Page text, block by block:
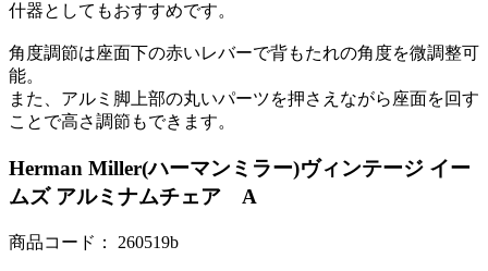
什器としてもおすすめです。
角度調節は座面下の赤いレバーで背もたれの角度を微調整可
能。
また、アルミ脚上部の丸いパーツを押さえながら座面を回す
ことで高さ調節もできます。
Herman Miller(ハーマンミラー)ヴィンテージ イー
ムズ アルミナムチェア A
商品コード： 260519b